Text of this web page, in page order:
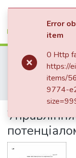
Communities &
All of DSpace
Home 01.
Error
item
0 Http
https://
items/
9774-